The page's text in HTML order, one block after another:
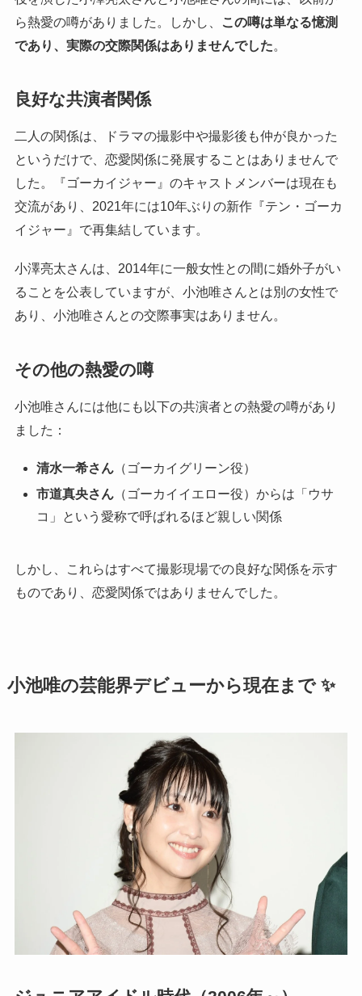
ら熱愛の噂がありました。しかし、
この噂は単なる憶測
であり、実際の交際関係はありませんでした。
良好な共演者関係
二人の関係は、ドラマの撮影中や撮影後も仲が良かった
というだけで、恋愛関係に発展することはありませんで
した。『ゴーカイジャー』のキャストメンバーは現在も
交流があり、2021年には10年ぶりの新作『テン・ゴーカ
イジャー』で再集結しています。
小澤亮太さんは、2014年に一般女性との間に婚外子がい
ることを公表していますが、小池唯さんとは別の女性で
あり、小池唯さんとの交際事実はありません。
その他の熱愛の噂
小池唯さんには他にも以下の共演者との熱愛の噂があり
ました：
清水一希さん（ゴーカイグリーン役）
市道真央さん（ゴーカイイエロー役）からは「ウサ
コ」という愛称で呼ばれるほど親しい関係
しかし、これらはすべて撮影現場での良好な関係を示す
ものであり、恋愛関係ではありませんでした。
小池唯の芸能界デビューから現在まで ✨